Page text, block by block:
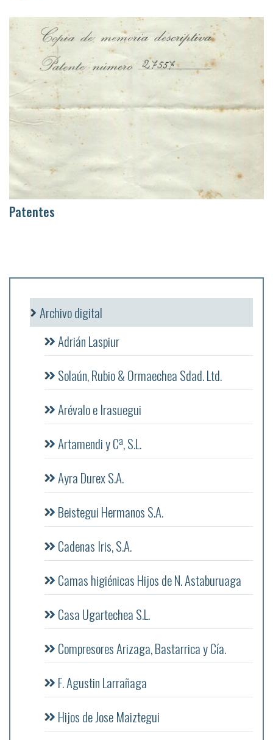
Patentes
Archivo digital
Adrián Laspiur
Solaún, Rubio & Ormaechea Sdad. Ltd.
Arévalo e Irasuegui
Artamendi y Cª, S.L.
Ayra Durex S.A.
Beistegui Hermanos S.A.
Cadenas Iris, S.A.
Camas higiénicas Hijos de N. Astaburuaga
Casa Ugartechea S.L.
Compresores Arizaga, Bastarrica y Cía.
F. Agustin Larrañaga
Hijos de Jose Maiztegui